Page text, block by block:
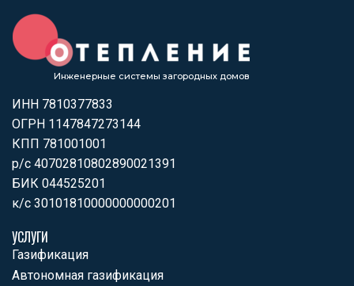
Инженерные системы загородных домов
ИНН 7810377833
ОГРН 1147847273144
КПП 781001001
р/с 40702810802890021391
БИК 044525201
к/с 30101810000000000201
УСЛУГИ
Газификация
Автономная газификация